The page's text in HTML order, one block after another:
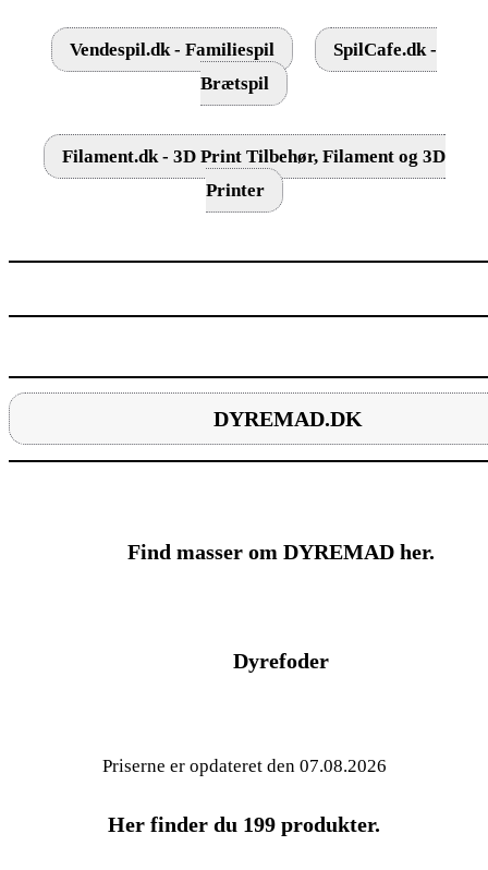
Vendespil.dk - Familiespil
SpilCafe.dk -
Brætspil
Filament.dk - 3D Print Tilbehør, Filament og 3D
Printer
DYREMAD.DK
Find masser om DYREMAD her.
Dyrefoder
Priserne er opdateret den 07.08.2026
Her finder du 199 produkter.